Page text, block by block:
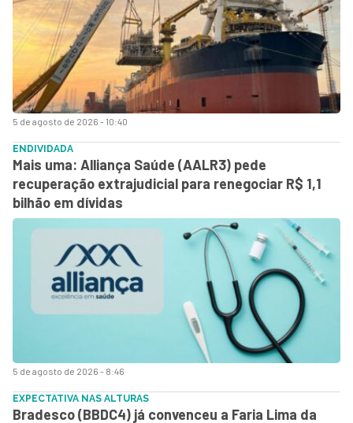
5 de agosto de 2026 - 10:40
5 de agosto de 2026 - 8:46
ENDIVIDADA
Mais uma: Alliança Saúde (AALR3) pede
recuperação extrajudicial para renegociar R$ 1,1
bilhão em dívidas
EXPECTATIVA NAS ALTURAS
Bradesco (BBDC4) já convenceu a Faria Lima da